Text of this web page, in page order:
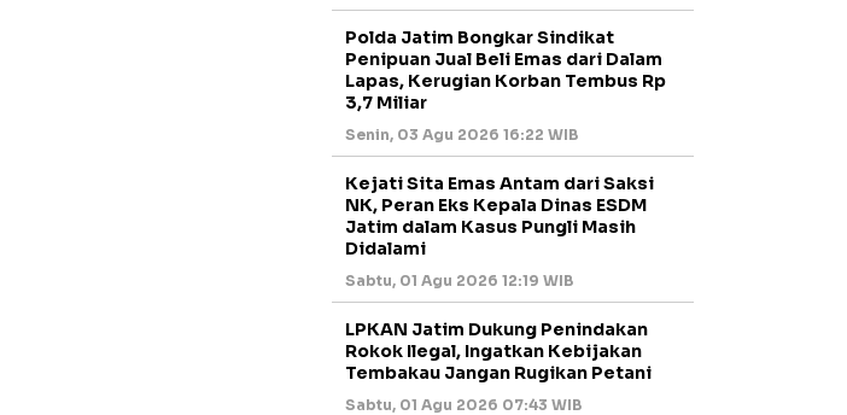
Polda Jatim Bongkar Sindikat
Penipuan Jual Beli Emas dari Dalam
Lapas, Kerugian Korban Tembus Rp
3,7 Miliar
Senin, 03 Agu 2026 16:22 WIB
Kejati Sita Emas Antam dari Saksi
NK, Peran Eks Kepala Dinas ESDM
Jatim dalam Kasus Pungli Masih
Didalami
Sabtu, 01 Agu 2026 12:19 WIB
LPKAN Jatim Dukung Penindakan
Rokok Ilegal, Ingatkan Kebijakan
Tembakau Jangan Rugikan Petani
Sabtu, 01 Agu 2026 07:43 WIB